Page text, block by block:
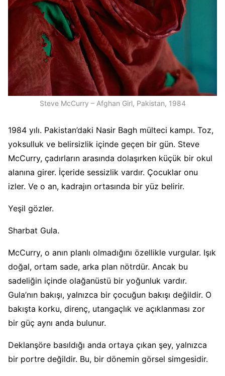
Steve McCurry – Afghan Girl, Pakistan, 1984
1984 yılı. Pakistan’daki Nasir Bagh mülteci kampı. Toz,
yoksulluk ve belirsizlik içinde geçen bir gün. Steve
McCurry, çadırların arasında dolaşırken küçük bir okul
alanına girer. İçeride sessizlik vardır. Çocuklar onu
izler. Ve o an, kadrajın ortasında bir yüz belirir.
Yeşil gözler.
Sharbat Gula.
McCurry, o anın planlı olmadığını özellikle vurgular. Işık
doğal, ortam sade, arka plan nötrdür. Ancak bu
sadeliğin içinde olağanüstü bir yoğunluk vardır.
Gula’nın bakışı, yalnızca bir çocuğun bakışı değildir. O
bakışta korku, direnç, utangaçlık ve açıklanması zor
bir güç aynı anda bulunur.
Deklanşöre basıldığı anda ortaya çıkan şey, yalnızca
bir portre değildir. Bu, bir dönemin görsel simgesidir.